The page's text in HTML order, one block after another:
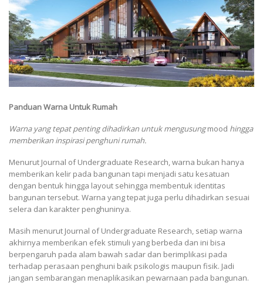
Panduan Warna Untuk Rumah
Warna yang tepat penting dihadirkan untuk mengusungmood hingga
memberikan inspirasi penghuni rumah.
Menurut Journal of Undergraduate Research, warna bukan hanya
memberikan kelir pada bangunan tapi menjadi satu kesatuan
dengan bentuk hingga layout sehingga membentuk identitas
bangunan tersebut. Warna yang tepat juga perlu dihadirkan sesuai
selera dan karakter penghuninya.
Masih menurut Journal of Undergraduate Research, setiap warna
akhirnya memberikan efek stimuli yang berbeda dan ini bisa
berpengaruh pada alam bawah sadar dan berimplikasi pada
terhadap perasaan penghuni baik psikologis maupun fisik. Jadi
jangan sembarangan menaplikasikan pewarnaan pada bangunan.